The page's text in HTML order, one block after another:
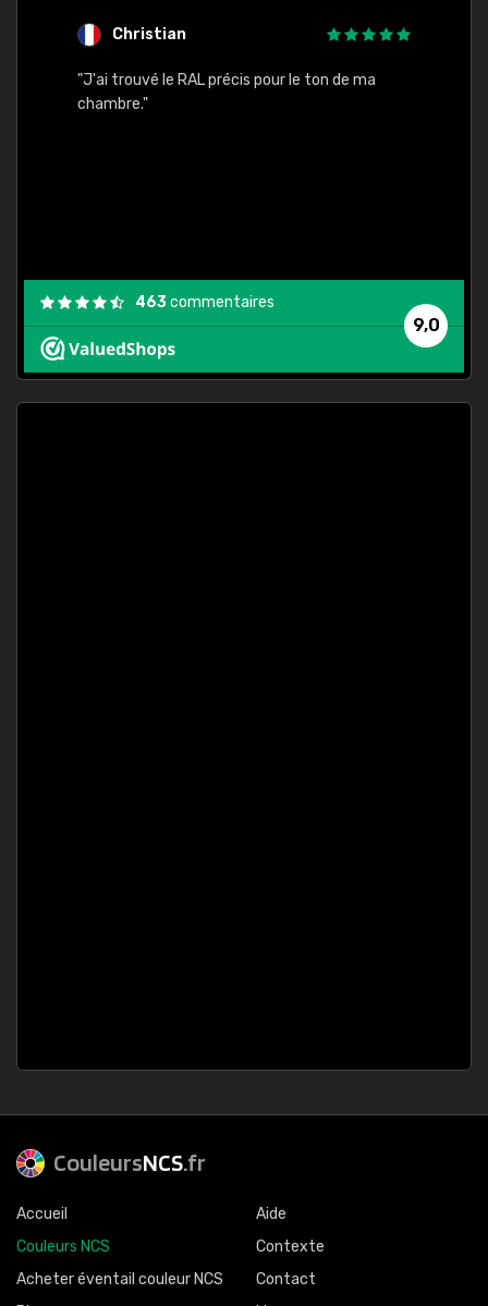
Christian
"J'ai trouvé le RAL précis pour le ton de ma
chambre."
9,0
463commentaires
CouleursNCS.fr
Accueil
Couleurs NCS
Acheter éventail couleur NCS
Aide
Contexte
Contact